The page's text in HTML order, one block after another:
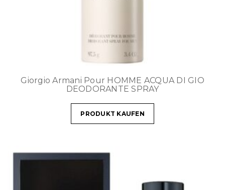
Giorgio Armani Pour HOMME ACQUA DI GIO
DEODORANTE SPRAY
PRODUKT KAUFEN